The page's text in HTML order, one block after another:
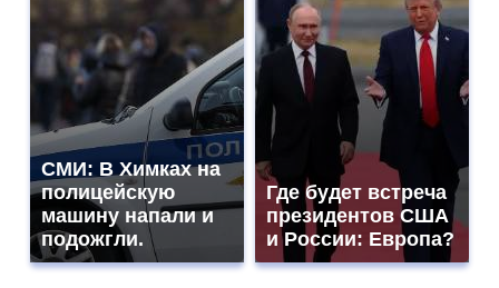
СМИ: В Химках на
полицейскую
машину напали и
подожгли.
Где будет встреча
президентов США
и России: Европа?